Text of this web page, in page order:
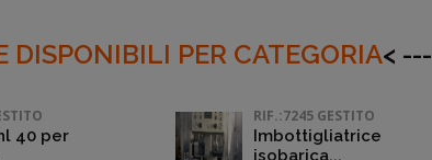
DISPONIBILI PER CATEGORIA< ---
40 per
RIF.:7245 GESTITO
Imbottigliatrice
isobarica...